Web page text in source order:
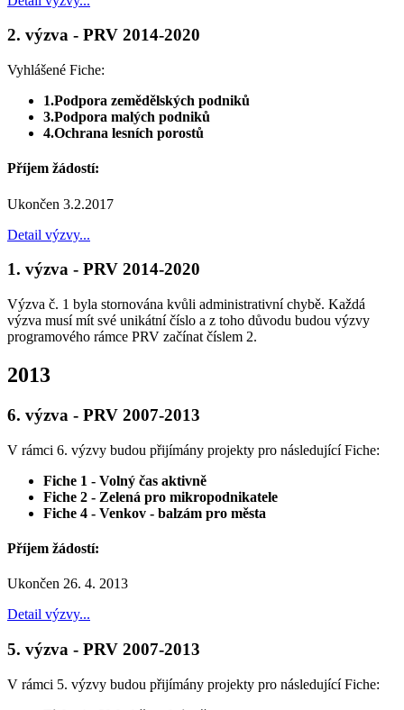
2. výzva - PRV 2014-2020
Vyhlášené Fiche:
1.Podpora zemědělských podniků
3.Podpora malých podniků
4.Ochrana lesních porostů
Příjem žádostí:
Ukončen 3.2.2017
Detail výzvy...
1. výzva - PRV 2014-2020
Výzva č. 1 byla stornována kvůli administrativní chybě. Každá
výzva musí mít své unikátní číslo a z toho důvodu budou výzvy
programového rámce PRV začínat číslem 2.
2013
6. výzva - PRV 2007-2013
V rámci 6. výzvy budou přijímány projekty pro následující Fiche:
Fiche 1 - Volný čas aktivně
Fiche 2 - Zelená pro mikropodnikatele
Fiche 4 - Venkov - balzám pro města
Příjem žádostí:
Ukončen 26. 4. 2013
Detail výzvy...
5. výzva - PRV 2007-2013
V rámci 5. výzvy budou přijímány projekty pro následující Fiche: